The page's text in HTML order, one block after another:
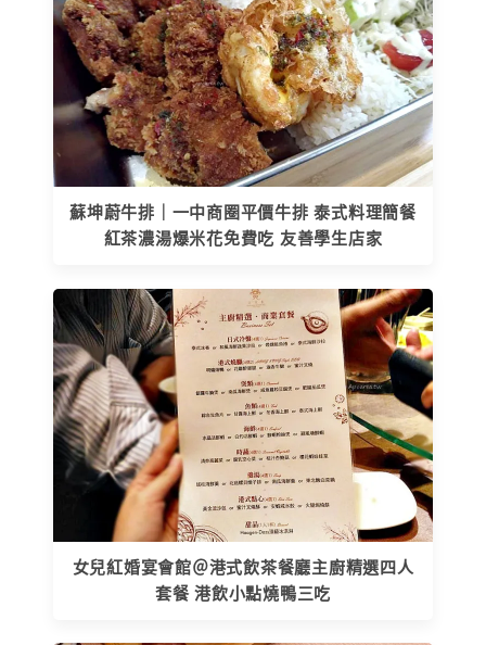
蘇坤蔚牛排｜一中商圈平價牛排 泰式料理簡餐
紅茶濃湯爆米花免費吃 友善學生店家
女兒紅婚宴會館＠港式飲茶餐廳主廚精選四人
套餐 港飲小點燒鴨三吃